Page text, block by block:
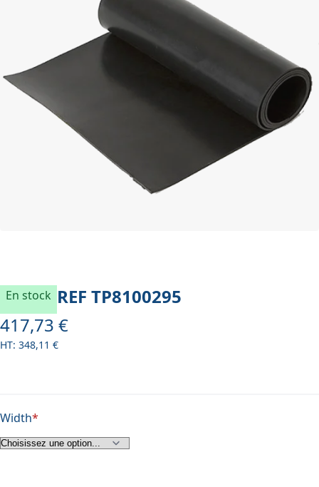
En stock REF TP8100295
À partir de
417,73 €
348,11 €
Width